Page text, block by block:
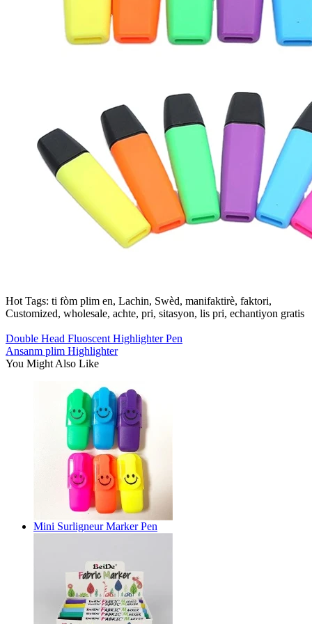
Hot Tags: ti fòm plim en, Lachin, Swèd, manifaktirè, faktori,
Customized, wholesale, achte, pri, sitasyon, lis pri, echantiyon gratis
Double Head Fluoscent Highlighter Pen
Ansanm plim Highlighter
You Might Also Like
Mini Surligneur Marker Pen